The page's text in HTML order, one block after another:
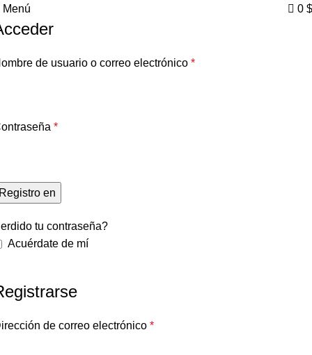
Menú 0 $
de usuario o correo electrónico *
*
en
tu contraseña?
Acuérdate de mí
de correo electrónico *